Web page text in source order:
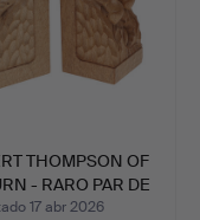
THOMPSON OF
- RARO PAR DE
17 abr 2026